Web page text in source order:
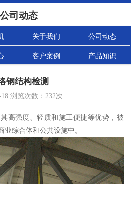
公司动态
关于我们 公司动态
客户案例 产品知识
钢结构检测
浏览次数： 232次
高强度、轻质和施工便捷等优势，被
业综合体和公共设施中。